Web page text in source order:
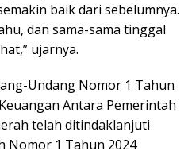
baik dari sebelumnya.
dan sama-sama tinggal
ujarnya.
Undang Nomor 1 Tahun
Antara Pemerintah
telah ditindaklanjuti
Nomor 1 Tahun 2024